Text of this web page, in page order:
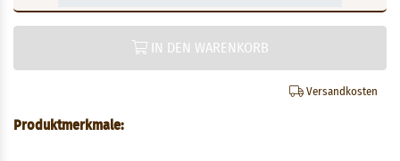
IN DEN WARENKORB
Versandkosten
Produktmerkmale: